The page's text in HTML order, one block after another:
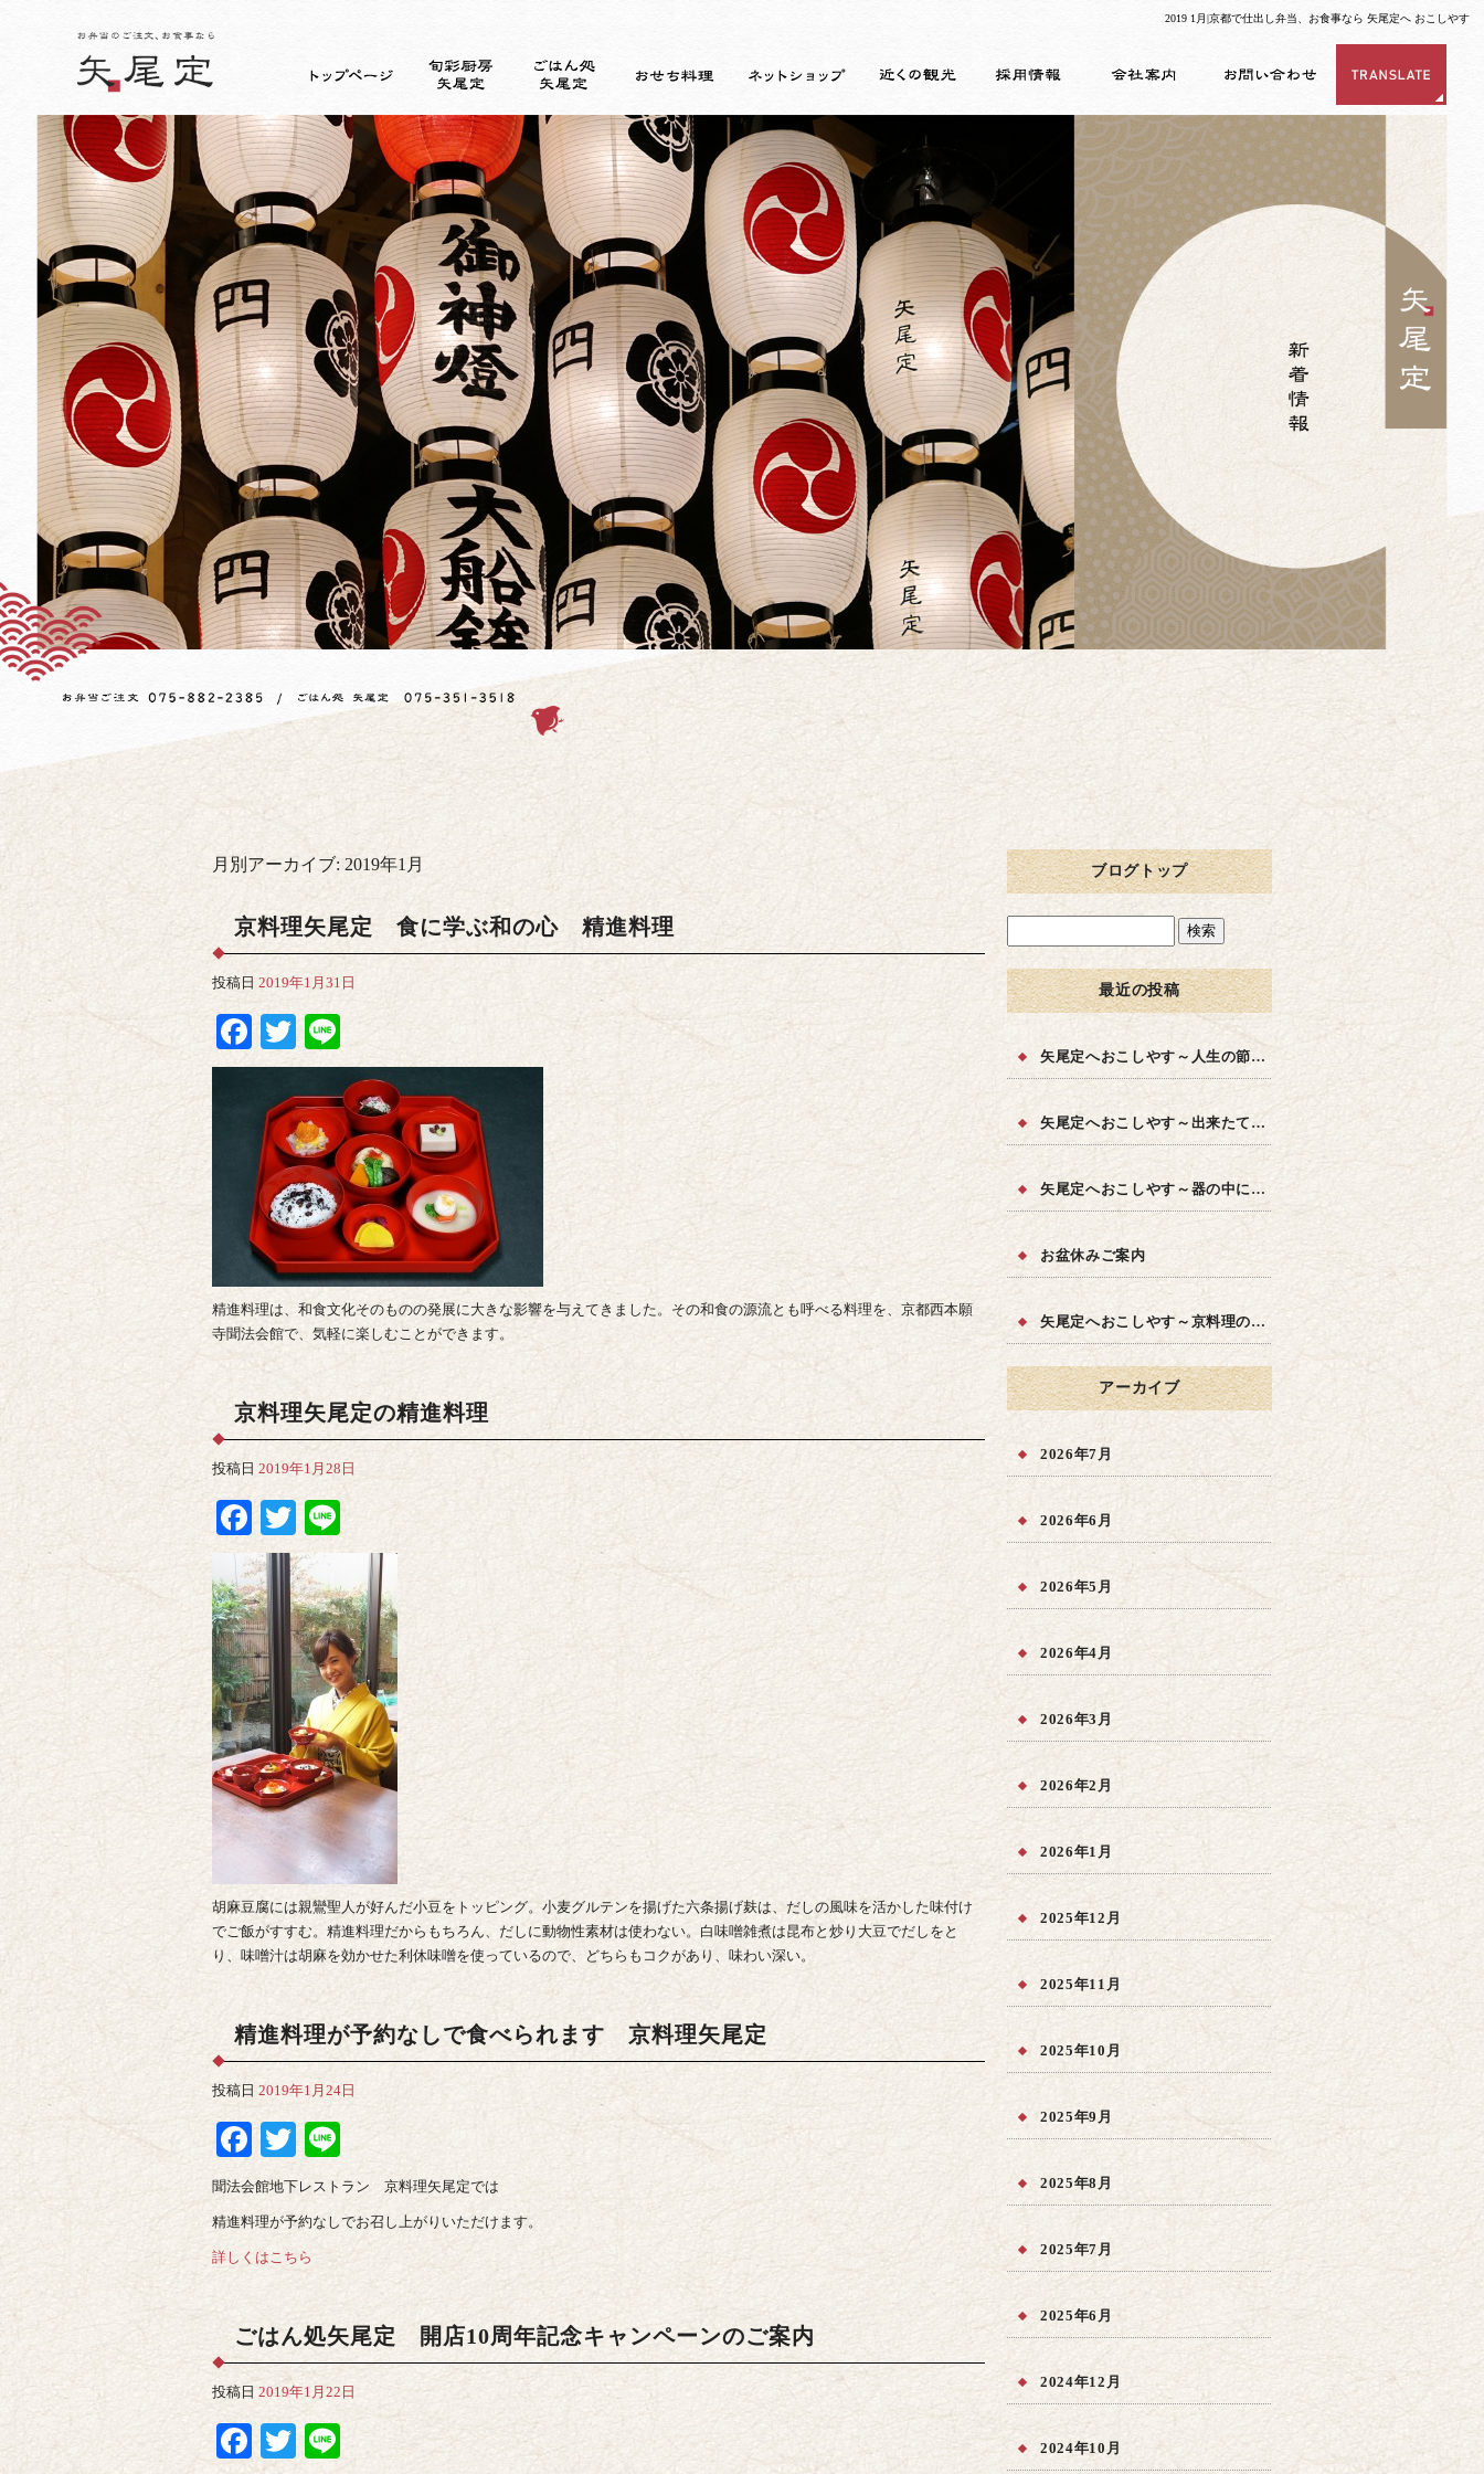
2019 1月|京都で仕出し弁当、お食事なら 矢尾定へ おこしやす
月別アーカイブ: 2019年1月
京料理矢尾定 食に学ぶ和の心 精進料理
投稿日 2019年1月31日
Facebook
Twitter
Line
精進料理は、和食文化そのものの発展に大きな影響を与えてきました。その和食の源流とも呼べる料理を、京都西本願
寺聞法会館で、気軽に楽しむことができます。
京料理矢尾定の精進料理
投稿日 2019年1月28日
Facebook
Twitter
Line
胡麻豆腐には親鸞聖人が好んだ小豆をトッピング。小麦グルテンを揚げた六条揚げ麸は、だしの風味を活かした味付け
でご飯がすすむ。精進料理だからもちろん、だしに動物性素材は使わない。白味噌雑煮は昆布と炒り大豆でだしをと
り、味噌汁は胡麻を効かせた利休味噌を使っているので、どちらもコクがあり、味わい深い。
精進料理が予約なしで食べられます 京料理矢尾定
投稿日 2019年1月24日
Facebook
Twitter
Line
聞法会館地下レストラン 京料理矢尾定では
精進料理が予約なしでお召し上がりいただけます。
詳しくはこちら
ごはん処矢尾定 開店10周年記念キャンペーンのご案内
投稿日 2019年1月22日
Facebook
Twitter
ブログトップ
最近の投稿
矢尾定へおこしやす～人生の節目に～
矢尾定へおこしやす～出来たての品質を～
矢尾定へおこしやす～器の中に四季を～
お盆休みご案内
矢尾定へおこしやす～京料理の味を～
アーカイブ
2026年7月
2026年6月
2026年5月
2026年4月
2026年3月
2026年2月
2026年1月
2025年12月
2025年11月
2025年10月
2025年9月
2025年8月
2025年7月
2025年6月
2024年12月
2024年10月